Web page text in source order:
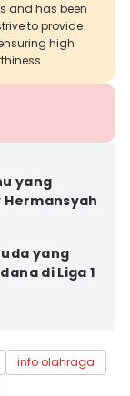
and has been
to provide
high
yang
yang
di Liga 1
info olahraga